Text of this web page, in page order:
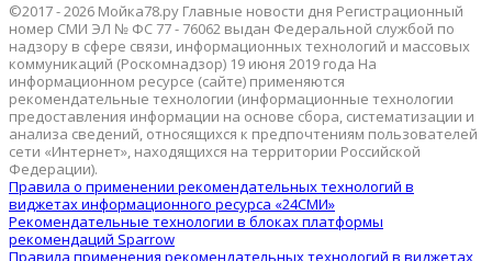
©2017 - 2026 Мойка78.ру Главные новости дня Регистрационный
номер СМИ ЭЛ № ФС 77 - 76062 выдан Федеральной службой по
надзору в сфере связи, информационных технологий и массовых
коммуникаций (Роскомнадзор) 19 июня 2019 года На
информационном ресурсе (сайте) применяются
рекомендательные технологии (информационные технологии
предоставления информации на основе сбора, систематизации и
анализа сведений, относящихся к предпочтениям пользователей
сети «Интернет», находящихся на территории Российской
Федерации).
Правила о применении рекомендательных технологий в
виджетах информационного ресурса «24СМИ»
Рекомендательные технологии в блоках платформы
рекомендаций Sparrow
Правила применения рекомендательных технологий в виджетах